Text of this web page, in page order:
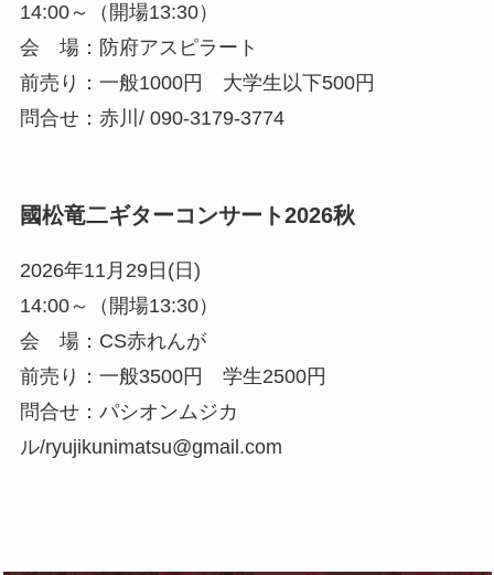
14:00～（開場13:30）
会 場：防府アスピラート
前売り：一般1000円 大学生以下500円
問合せ：赤川/ 090-3179-3774
國松竜二ギターコンサート2026秋
2026年11月29日(日)
14:00～（開場13:30）
会 場：CS赤れんが
前売り：一般3500円 学生2500円
問合せ：パシオンムジカ
ル/ryujikunimatsu@gmail.com